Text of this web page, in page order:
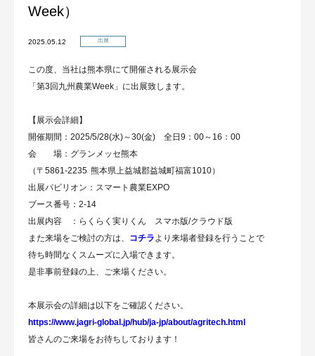
Week）
2025.05.12 出展
この度、当社は熊本県にて開催される展示会
「第3回九州農業Week」に出展致します。
【展示会詳細】
開催期間：2025/5/28(水)～30(金) 全日9：00～16：00
会 場：グランメッセ熊本
（〒5861-2235 熊本県上益城郡益城町福富1010）
出展パビリオン：スマート農業EXPO
ブース番号：2-14
出展内容 ：らくらく実りくん スマホ版/クラウド版
また来場をご検討の方は、 コチラより来場者登録を行うことで
待ち時間なくスムーズに入場できます。
是非事前登録の上、ご来場ください。
本展示会の詳細は以下をご確認ください。
https://www.jagri-global.jp/hub/ja-jp/about/agritech.html
皆さんのご来場をお待ちしております！